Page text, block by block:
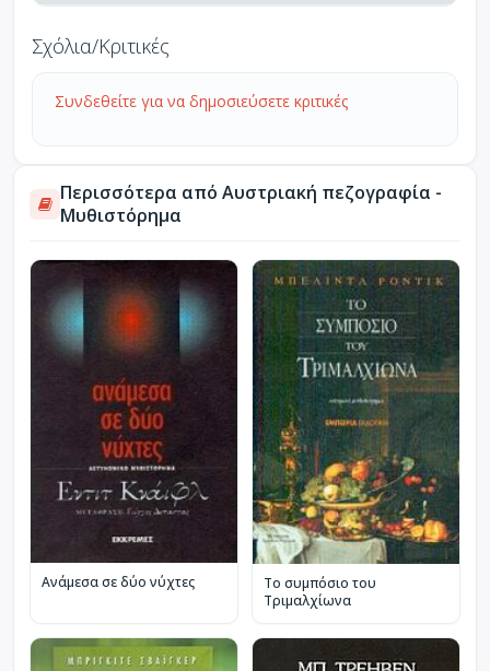
Σχόλια/Κριτικές
Συνδεθείτε για να δημοσιεύσετε κριτικές
Περισσότερα από Αυστριακή πεζογραφία -
Μυθιστόρημα
Ανάμεσα σε δύο νύχτες
Το συμπόσιο του
Τριμαλχίωνα